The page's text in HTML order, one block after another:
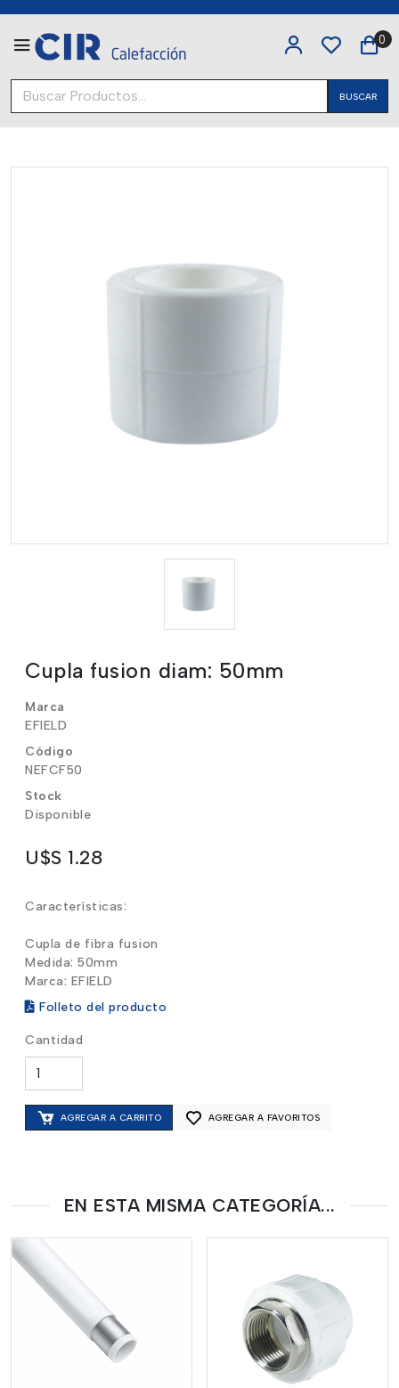
BUSCAR
0
Cupla fusion diam: 50mm
Marca
EFIELD
Código
NEFCF50
Stock
Disponible
U$S 1.28
Características:
Cupla de fibra fusion
Medida: 50mm
Marca: EFIELD
Folleto del producto
Cantidad
AGREGAR A CARRITO AGREGAR A FAVORITOS
EN ESTA MISMA CATEGORÍA...